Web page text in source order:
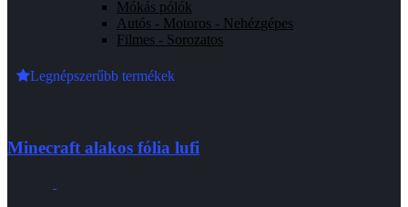
Mókás pólók
Autós - Motoros - Nehézgépes
Filmes - Sorozatos
Legnépszerűbb termékek
Minecraft alakos fólia lufi